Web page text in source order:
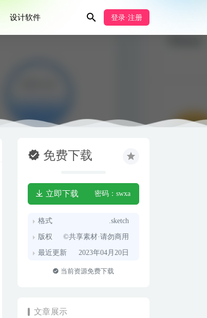
设计软件 登录·注册
免费下载
立即下载 密码：swxa
格式 .sketch
版权 ©共享素材·请勿商用
最近更新 2023年04月20日
当前资源免费下载
文章展示